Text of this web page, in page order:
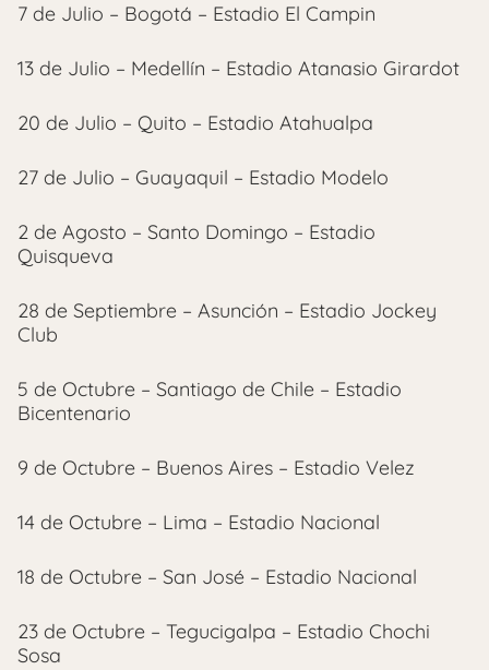
7 de Julio – Bogotá – Estadio El Campin
13 de Julio – Medellín – Estadio Atanasio Girardot
20 de Julio – Quito – Estadio Atahualpa
27 de Julio – Guayaquil – Estadio Modelo
2 de Agosto – Santo Domingo – Estadio
Quisqueva
28 de Septiembre – Asunción – Estadio Jockey
Club
5 de Octubre – Santiago de Chile – Estadio
Bicentenario
9 de Octubre – Buenos Aires – Estadio Velez
14 de Octubre – Lima – Estadio Nacional
18 de Octubre – San José – Estadio Nacional
23 de Octubre – Tegucigalpa – Estadio Chochi
Sosa